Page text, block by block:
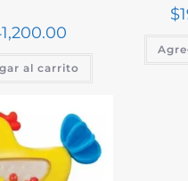
al carrito
$